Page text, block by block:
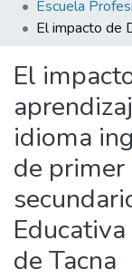
All of DSpace
Enviar tesis
El
idioma
de
de Tacna